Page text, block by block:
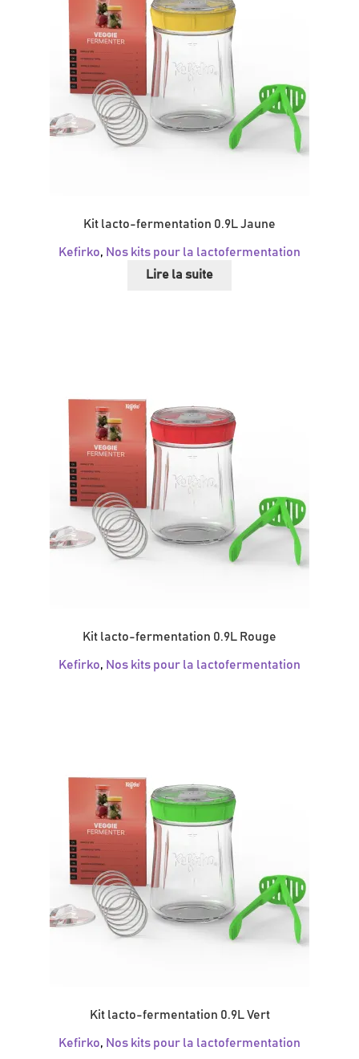
Kit lacto-fermentation 0.9L Jaune
Kefirko, Nos kits pour la lactofermentation
Lire la suite
Kit lacto-fermentation 0.9L Rouge
Kefirko, Nos kits pour la lactofermentation
Kit lacto-fermentation 0.9L Vert
Kefirko, Nos kits pour la lactofermentation